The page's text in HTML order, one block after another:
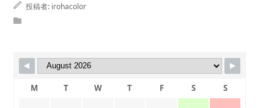
投稿者: irohacolor
M T W T F S S